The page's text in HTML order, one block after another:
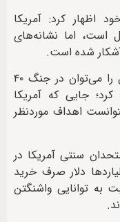
اظهار کرد: آمریکا
است، اما نشانه‌های
شده است.
وی افزود: برجسته‌ترین نشانه این افول را می‌توان در جنگ ۴۰
جایی که آمریکا
اهداف موردنظر
سنتی آمریکا در
دلار صرف خرید
به توانایی واشنگتن